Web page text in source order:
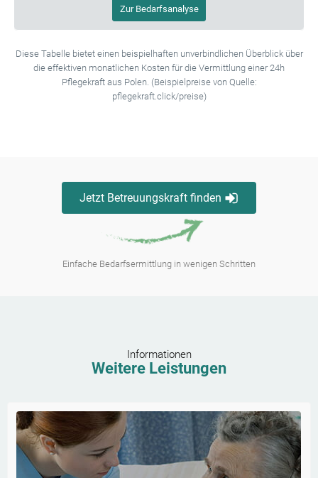
Zur Bedarfsanalyse
Diese Tabelle bietet einen beispielhaften unverbindlichen Überblick über
die effektiven monatlichen Kosten für die Vermittlung einer 24h
Pflegekraft aus Polen. (Beispielpreise von Quelle:
pflegekraft.click/preise)
Jetzt Betreuungskraft finden
Einfache Bedarfsermittlung in wenigen Schritten
Informationen
Weitere Leistungen